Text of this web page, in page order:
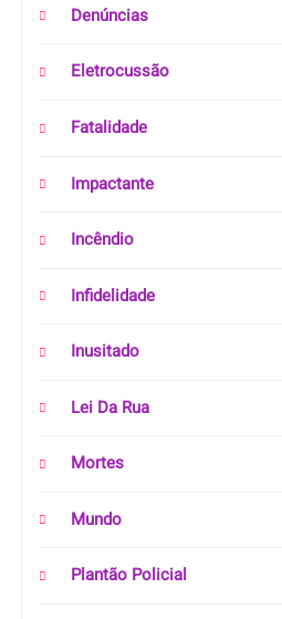
Denúncias
Eletrocussão
Fatalidade
Impactante
Incêndio
Infidelidade
Inusitado
Lei Da Rua
Mortes
Mundo
Plantão Policial